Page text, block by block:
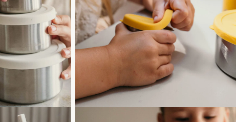
Klaar voor
back to school?